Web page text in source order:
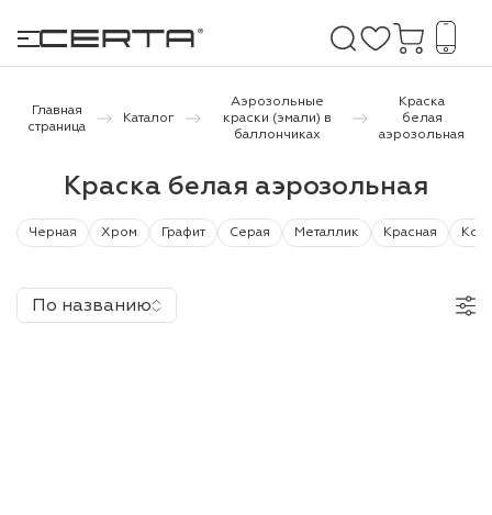
и дачи
бетону,
Главная
страница
Каталог
Аэрозольные
краски (эмали) в
баллончиках
Краска
белая
аэрозольная
Краска белая аэрозольная
Черная Хром Графит Серая Металлик Красная
По названию